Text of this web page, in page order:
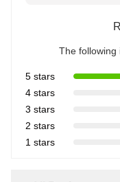
The following
5 stars
4 stars
3 stars
2 stars
1 stars